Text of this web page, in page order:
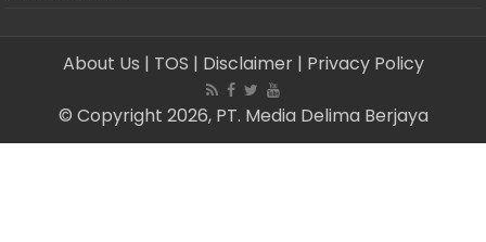
About Us | TOS | Disclaimer | Privacy Policy
© Copyright 2026, PT. Media Delima Berjaya